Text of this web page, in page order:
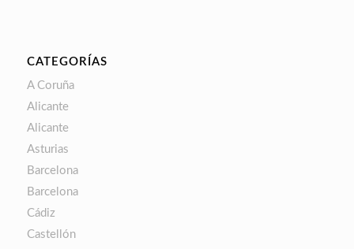
CATEGORÍAS
A Coruña
Alicante
Alicante
Asturias
Barcelona
Barcelona
Cádiz
Castellón